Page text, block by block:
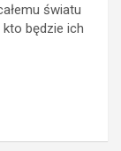
światu
kto będzie ich